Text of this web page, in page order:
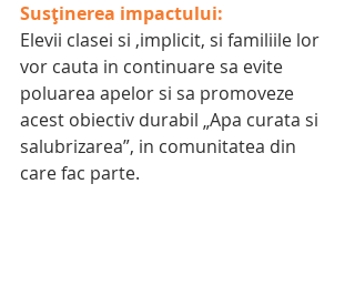
Susținerea impactului:
Elevii clasei si ,implicit, si familiile lor
vor cauta in continuare sa evite
poluarea apelor si sa promoveze
acest obiectiv durabil „Apa curata si
salubrizarea”, in comunitatea din
care fac parte.